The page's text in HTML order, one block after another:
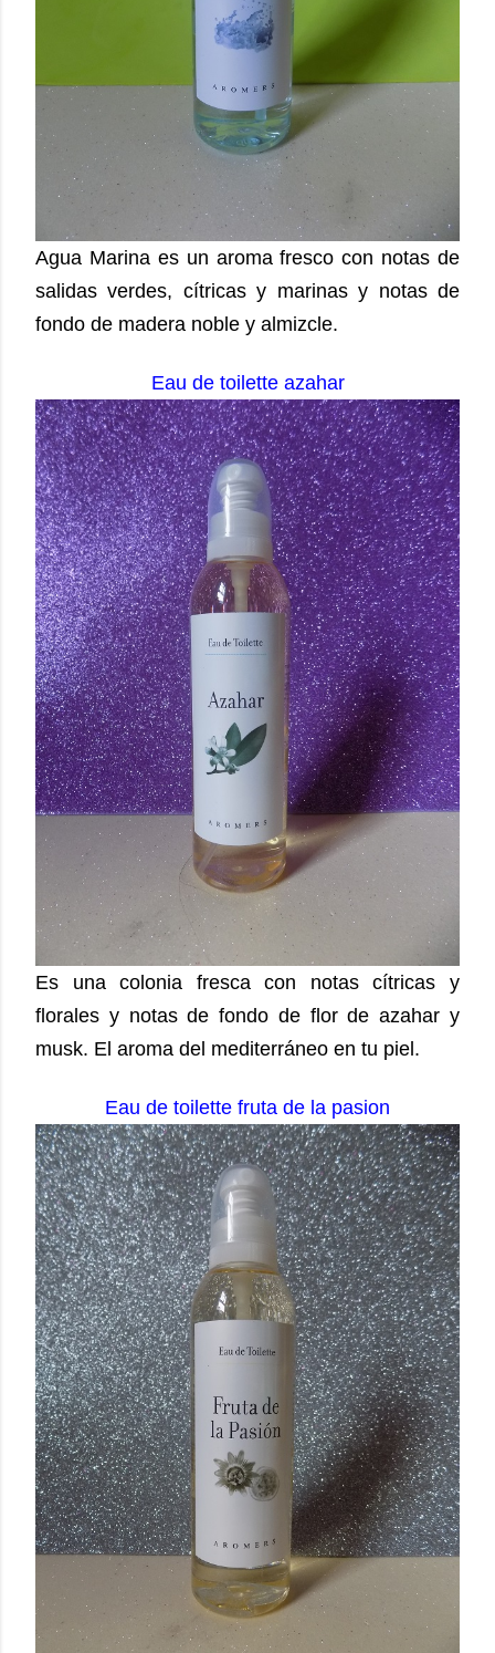
Agua Marina es un aroma fresco con notas de
salidas verdes, cítricas y marinas y notas de
fondo de madera noble y almizcle.
Eau de toilette azahar
Es una colonia fresca con notas cítricas y
florales y notas de fondo de flor de azahar y
musk. El aroma del mediterráneo en tu piel.
Eau de toilette fruta de la pasion